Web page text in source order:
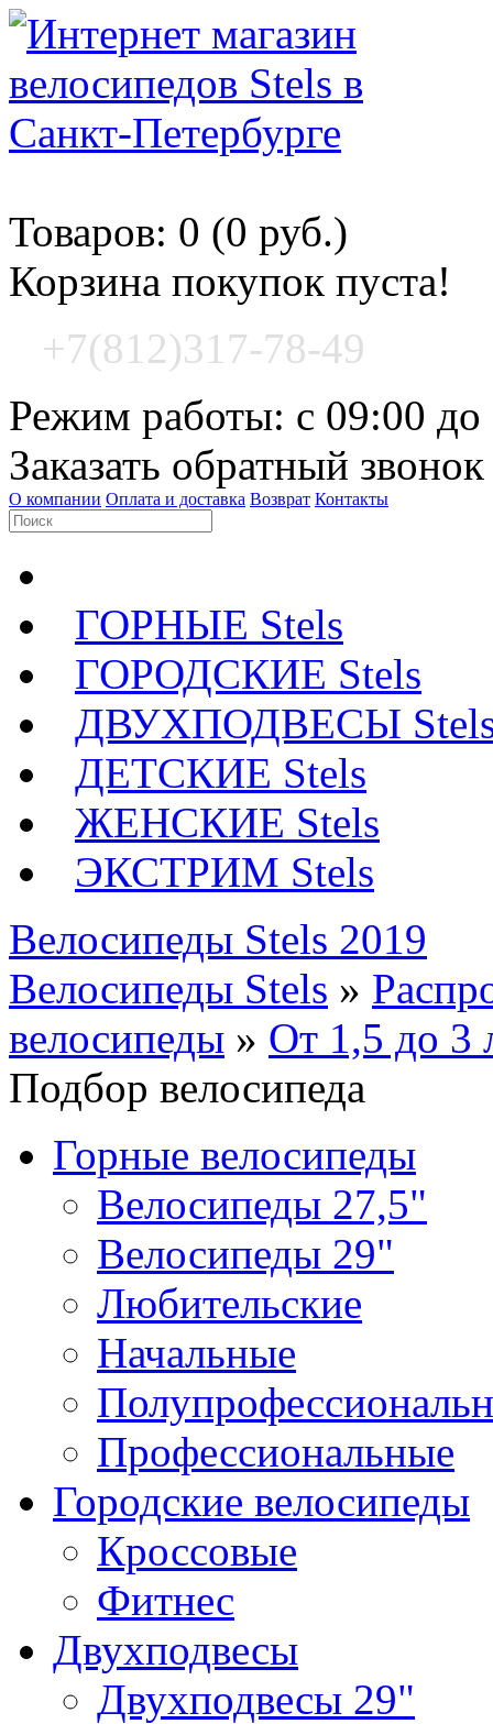
Товаров: 0 (0 руб.)
Корзина покупок пуста!
+7(812)317-78-49
Режим работы: с 09:00 до
Заказать обратный звонок
О компании Оплата и доставка Возврат Контакты
ГОРНЫЕ Stels
ГОРОДСКИЕ Stels
ДВУХПОДВЕСЫ
ДЕТСКИЕ Stels
ЖЕНСКИЕ Stels
ЭКСТРИМ Stels
Велосипеды Stels 2019
Велосипеды Stels »
велосипеды » От 1,5 до 3
Подбор велосипеда
Горные велосипеды
Велосипеды 27,5"
Велосипеды 29"
Любительские
Начальные
Профессиональные
Городские велосипеды
Кроссовые
Фитнес
Двухподвесы
Двухподвесы 29"